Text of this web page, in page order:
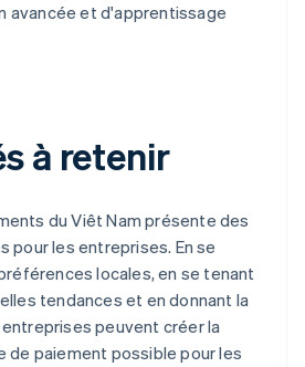
avancée et d'apprentissage
à retenir
du Viêt Nam présente des
pour les entreprises. En se
locales, en se tenant
tendances et en donnant la
peuvent créer la
de paiement possible pour les